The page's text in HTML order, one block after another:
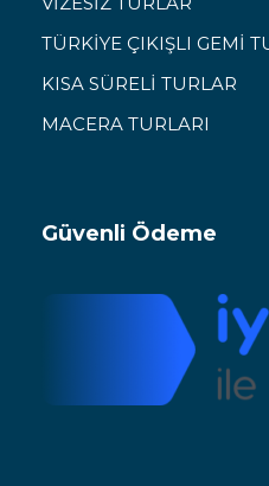
TÜRKİYE ÇIKIŞLI GEMİ
KISA SÜRELİ TURLAR
MACERA TURLARI
Güvenli Ödeme